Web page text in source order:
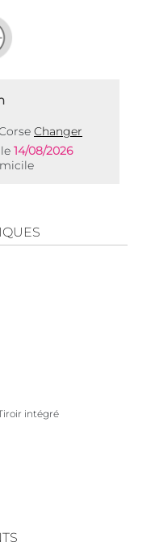
Changer
14/08/2026
intégré